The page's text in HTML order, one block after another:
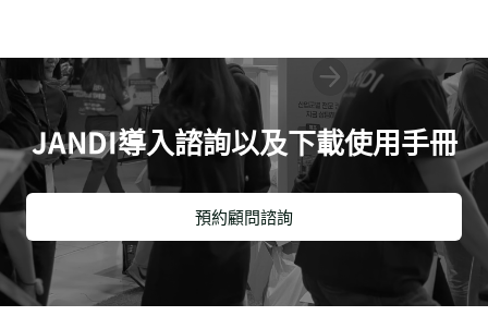
JANDI導入諮詢以及下載使用手冊
預約顧問諮詢